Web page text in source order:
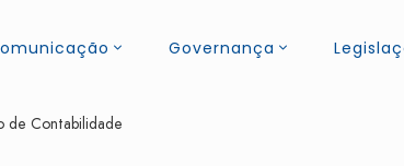
Governança
de Contabilidade